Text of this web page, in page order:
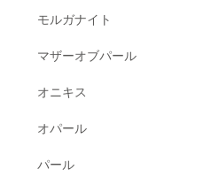
モルガナイト
マザーオブパール
オニキス
オパール
パール